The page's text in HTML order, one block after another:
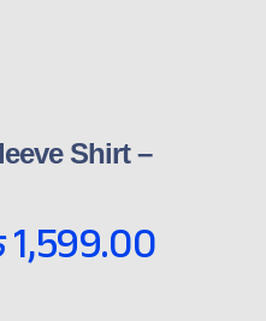
Shirt –
1,599.00